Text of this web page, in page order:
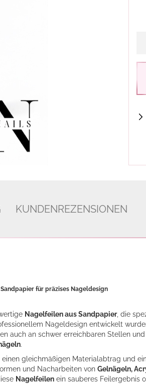
KUNDENREZENSIONEN
für präzises Nageldesign
Nagelfeilen aus Sandpapier, die
Nageldesign entwickelt
auch an schwer erreichbaren Stellen
.
gleichmäßigen Materialabtrag und
und Nacharbeiten von Gelnägeln,
Nagelfeilen ein sauberes Feilergebnis